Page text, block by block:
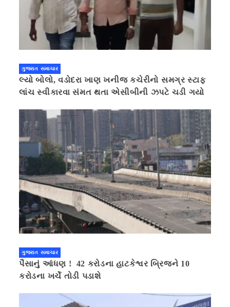
ગુજરાત સમાચાર
લ્યો બોલો, વડોદરા ખાણ ખનીજ કચેરીનો સમગ્ર સ્ટાફ
લાંચ સ્વીકારવા સંમત થતા એસીબીની ઝપટે ચડી ગયો
ગુજરાત સમાચાર
પૈસાનું આંધણ ! 42 કરોડના હાટકેશ્વર બ્રિજને 10
કરોડના ખર્ચે તોડી પડાશે